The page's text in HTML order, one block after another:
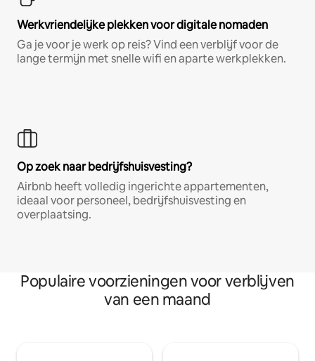
Werkvriendelijke plekken voor digitale nomaden
Ga je voor je werk op reis? Vind een verblijf voor de
lange termijn met snelle wifi en aparte werkplekken.
Op zoek naar bedrijfshuisvesting?
Airbnb heeft volledig ingerichte appartementen,
ideaal voor personeel, bedrijfshuisvesting en
overplaatsing.
Populaire voorzieningen voor verblijven
van een maand